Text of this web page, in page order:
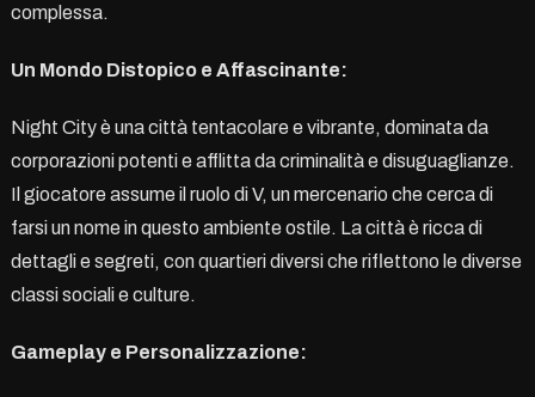
complessa.
Un Mondo Distopico e Affascinante:
Night City è una città tentacolare e vibrante, dominata da
corporazioni potenti e afflitta da criminalità e disuguaglianze.
Il giocatore assume il ruolo di V, un mercenario che cerca di
farsi un nome in questo ambiente ostile. La città è ricca di
dettagli e segreti, con quartieri diversi che riflettono le diverse
classi sociali e culture.
Gameplay e Personalizzazione: